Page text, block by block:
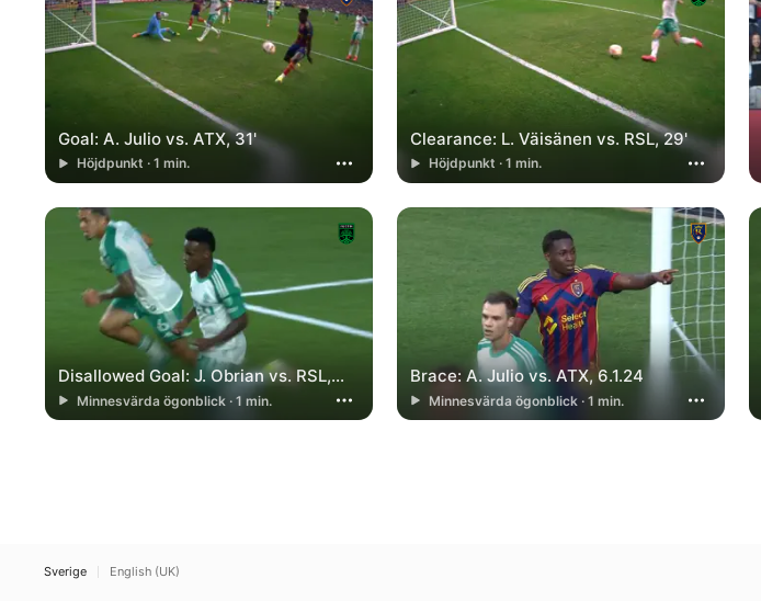
Goal: A. Julio vs. ATX, 31'
Höjdpunkt · 1 min.
Clearance: L. Väisänen vs. RSL, 29'
Höjdpunkt · 1 min.
Disallowed Goal: J. Obrian vs. RSL,
64'Minnesvärda ögonblick · 1 min.
Brace: A. Julio vs. ATX, 6.1.24
Minnesvärda ögonblick · 1 min.
Sverige English (UK)